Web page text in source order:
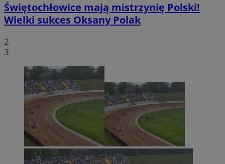
Świętochłowice mają mistrzynię Polski!
Wielki sukces Oksany Polak
2
3